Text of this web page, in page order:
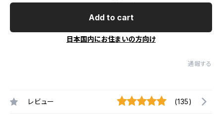
Add to cart
日本国内にお住まいの方向け
通報する
レビュー (135)